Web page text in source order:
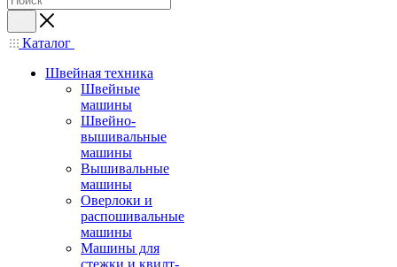
Каталог
Швейная техника
Швейные
машины
Швейно-
вышивальные
машины
Вышивальные
машины
Оверлоки и
распошивальные
машины
Машины для
стежки и квилт-